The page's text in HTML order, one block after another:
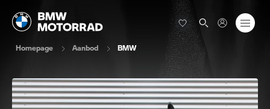
Homepage Aanbod BMW